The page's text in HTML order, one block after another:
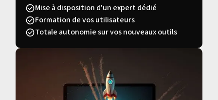
Mise à disposition d'un expert dédié
Formation de vos utilisateurs
Totale autonomie sur vos nouveaux outils